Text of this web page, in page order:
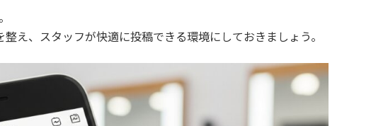
え、スタッフが快適に投稿できる環境にしておきましょう。